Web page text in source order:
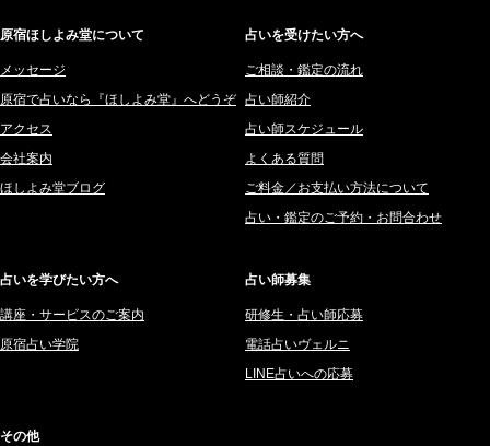
橘メルロ (7)
鈴喜みわこ (8)
鯖ノ実 ソニン (19)
愛音ソナタ (16)
紫村 明世 (34)
サーペント (92)
さてら (94)
桜望巴千 (270)
2025年12月 (201)
2025年11月 (252)
2025年10月 (242)
2025年9月 (196)
2025年8月 (182)
2024年12月 (57)
原宿ほしよみ堂について
メッセージ
原宿で占いなら『ほしよみ堂』へどうぞ
アクセス
会社案内
ほしよみ堂ブログ
占いを受けたい方へ
ご相談・鑑定の流れ
占い師紹介
占い師スケジュール
よくある質問
ご料金／お支払い方法について
占い・鑑定のご予約・お問合わせ
占いを学びたい方へ
講座・サービスのご案内
原宿占い学院
占い師募集
研修生・占い師応募
電話占いヴェルニ
LINE占いへの応募
その他